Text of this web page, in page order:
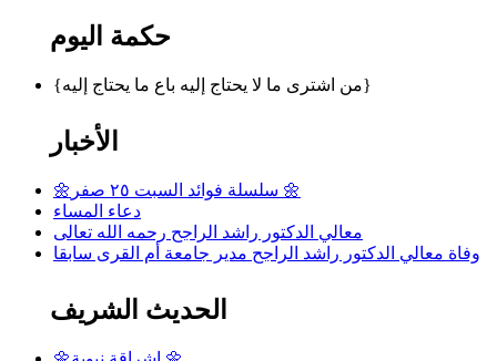
حكمة اليوم
{من اشترى ما لا يحتاج إليه باع ما يحتاج إليه}
الأخبار
🌼سلسلة فوائد السبت ٢٥ صفر 🌼
دعاء المساء
معالي الدكتور راشد الراجح رحمه الله تعالى
وفاة معالي الدكتور راشد الراجح مدير جامعة أم القرى سابقا
الحديث الشريف